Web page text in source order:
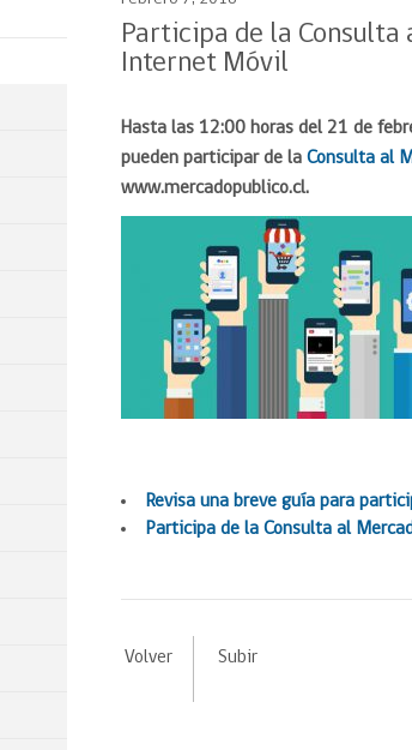
Ciudadana
Eficiencia
Capacitación ChileCompra:
Certificación competencias
Centro de Ayuda
Asesorías estratégicas
Compras Coordinadas
Datos Abiertos
API de Mercado Público
Emergencias
Participa de la Consulta
Internet Móvil
Hasta las 12:00 horas del 21 de
pueden participar de laConsulta al
www.mercadopublico.cl.
Revisa una breve guía para
Participa de la Consulta al
Volver Subir